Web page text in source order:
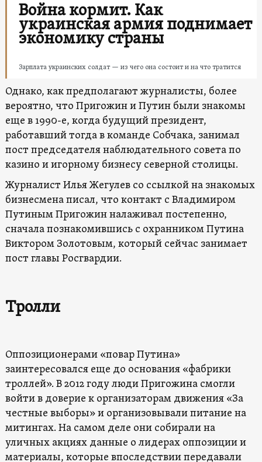
Война кормит. Как
украинская армия поднимает
экономику страны
Зарплата украинских солдат — из чего она состоит и на что тратится
Однако, как предполагают журналисты, более
вероятно, что Пригожин и Путин были знакомы
еще в 1990-е, когда будущий президент,
работавший тогда в команде Собчака, занимал
пост председателя наблюдательного совета по
казино и игорному бизнесу северной столицы.
Журналист Илья Жегулев со ссылкой на знакомых
бизнесмена писал, что контакт с Владимиром
Путиным Пригожин налаживал постепенно,
сначала познакомившись с охранником Путина
Виктором Золотовым, который сейчас занимает
пост главы Росгвардии.
Тролли
Оппозиционерами «повар Путина»
заинтересовался еще до основания «фабрики
троллей». В 2012 году люди Пригожина смогли
войти в доверие к организаторам движения «За
честные выборы» и организовывали питание на
митингах. На самом деле они собирали на
уличных акциях данные о лидерах оппозиции и
материалы, которые впоследствии передавали